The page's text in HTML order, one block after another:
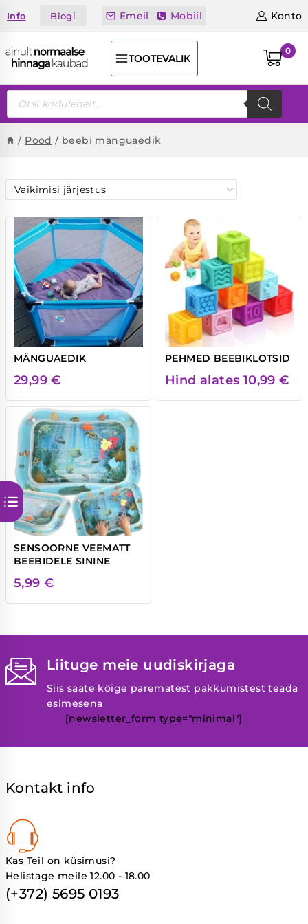
toInfo Blogi Emeil Mobiil Konto
TOOTEVALIK
0
Products
search
/ Pood / beebi mänguaedik
MÄNGUAEDIK
29,99€
PEHMED BEEBIKLOTSID
Hind alates 10,99€
SENSOORNE VEEMATT
BEEBIDELE SININE
5,99 €
Liituge meie uudiskirjaga
Siis saate kõige parematest pakkumistest teada
esimesena
[newsletter_form type="minimal"]
Kontakt info
Kas Teil on küsimusi?
Helistage meile 12.00 - 18.00
(+372) 5695 0193